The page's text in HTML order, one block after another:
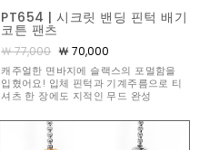
PT654 | 시크릿 밴딩 핀턱 배기
코튼 팬츠
￦ 77,000 ￦ 70,000
캐주얼한 면바지에 슬랙스의 포멀함을
입혔어요! 입체 핀턱과 기계주름으로 티
셔츠 한 장에도 지적인 무드 완성